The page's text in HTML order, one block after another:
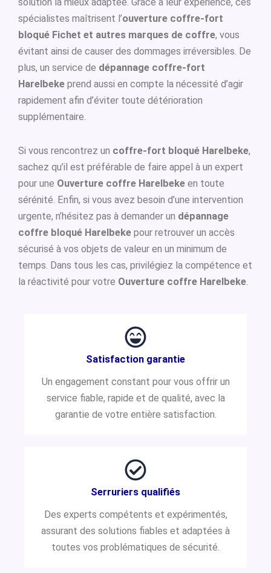
spécialistes maîtrisent l’ouverture coffre-fort
bloqué Fichet et autres marques de coffre, vous
évitant ainsi de causer des dommages irréversibles. De
plus, un service de dépannage coffre-fort
Harelbeke prend aussi en compte la nécessité d’agir
rapidement afin d’éviter toute détérioration
supplémentaire.
Si vous rencontrez un coffre-fort bloqué Harelbeke,
sachez qu’il est préférable de faire appel à un expert
pour une Ouverture coffre Harelbeke en toute
sérénité. Enfin, si vous avez besoin d’une intervention
urgente, n’hésitez pas à demander un dépannage
coffre bloqué Harelbeke pour retrouver un accès
sécurisé à vos objets de valeur en un minimum de
temps. Dans tous les cas, privilégiez la compétence et
la réactivité pour votre Ouverture coffre Harelbeke.
Satisfaction garantie
Un engagement constant pour vous offrir un
service fiable, rapide et de qualité, avec la
garantie de votre entière satisfaction.
Serruriers qualifiés
Des experts compétents et expérimentés,
assurant des solutions fiables et adaptées à
toutes vos problématiques de sécurité.